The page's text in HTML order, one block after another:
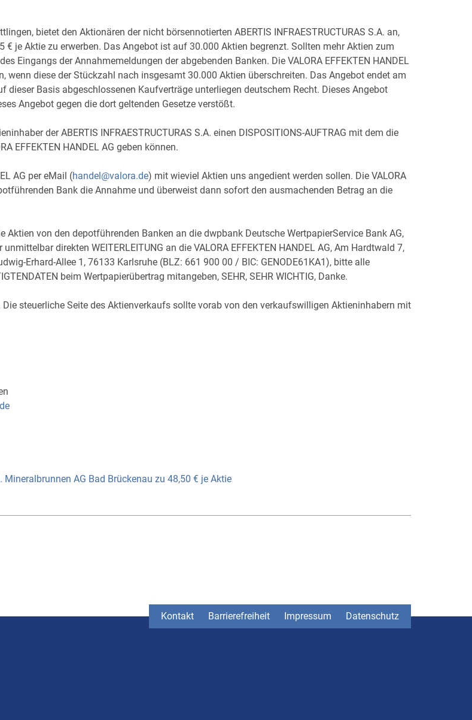
bietet den Aktionären der nicht börsennotierten ABERTIS INFRAESTRUCTURAS S.A. an,
€ je Aktie zu erwerben. Das Angebot ist auf 30.000 Aktien begrenzt. Sollten mehr Aktien zum
Eingangs der Annahmemeldungen der abgebenden Banken. Die VALORA EFFEKTEN HANDEL
wenn diese der Stückzahl nach insgesamt 30.000 Aktien überschreiten. Das Angebot endet am
Basis abgeschlossenen Kaufverträge unterliegen deutschem Recht. Dieses Angebot
Angebot gegen die dort geltenden Gesetze verstößt.
der ABERTIS INFRAESTRUCTURAS S.A. einen DISPOSITIONS-AUFTRAG mit dem die
EFFEKTEN HANDEL AG geben können.
AG per eMail (handel@valora.de) mit wieviel Aktien uns angedient werden sollen. Die VALORA
Bank die Annahme und überweist dann sofort den ausmachenden Betrag an die
von den depotführenden Banken an die dwpbank Deutsche WertpapierService Bank AG,
direkten WEITERLEITUNG an die VALORA EFFEKTEN HANDEL AG, Am Hardtwald 7,
Erhard-Allee 1, 76133 Karlsruhe (BLZ: 661 900 00 / BIC: GENODE61KA1), bitte alle
beim Wertpapierübertrag mitangeben, SEHR, SEHR WICHTIG, Danke.
steuerliche Seite des Aktienverkaufs sollte vorab von den verkaufswilligen Aktieninhabern mit
AG Bad Brückenau zu 48,50 € je Aktie
Kontakt Barrierefreiheit Impressum Datenschutz